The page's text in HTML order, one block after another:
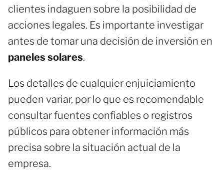
clientes indaguen sobre la posibilidad de
acciones legales. Es importante investigar
antes de tomar una decisión de inversión en
paneles solares.
Los detalles de cualquier enjuiciamiento
pueden variar, por lo que es recomendable
consultar fuentes confiables o registros
públicos para obtener información más
precisa sobre la situación actual de la
empresa.